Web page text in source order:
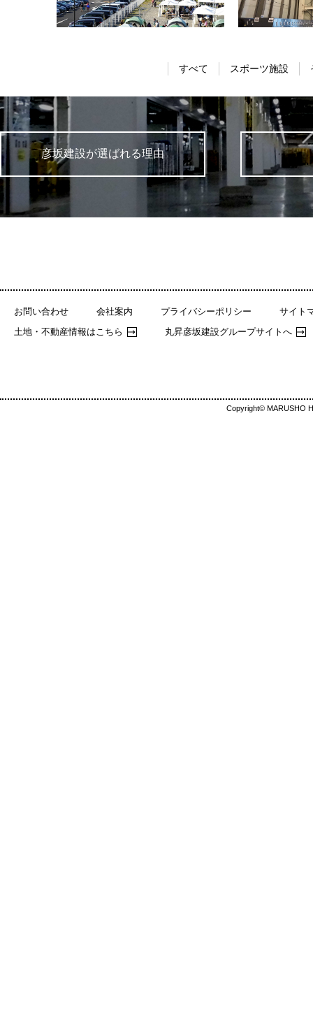
すべて スポーツ施設
彦坂建設が選ばれる理由
お問い合わせ 会社案内 プライバシーポリシー
サイト
土地・不動産情報はこちら
丸昇彦坂建設グループサイトへ
Copyright© MARUSHO